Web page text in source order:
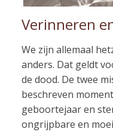
Verinneren
We zijn allemaal
anders. Dat geldt
de dood. De twee
beschreven
geboortejaar en
ongrijpbare en